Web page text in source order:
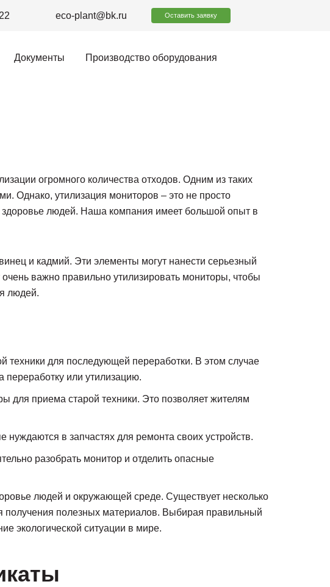
eco-plant@bk.ru Оставить заявку
Документы
Производство оборудования
огромного количества отходов. Одним из таких
Однако, утилизация мониторов – это не просто
здоровье людей. Наша компания имеет большой опыт в
и кадмий. Эти элементы могут нанести серьезный
важно правильно утилизировать мониторы, чтобы
людей.
техники для последующей переработки. В этом случае
или утилизацию.
для приема старой техники. Это позволяет жителям
в запчастях для ремонта своих устройств.
разобрать монитор и отделить опасные
людей и окружающей среде. Существует несколько
получения полезных материалов. Выбирая правильный
экологической ситуации в мире.